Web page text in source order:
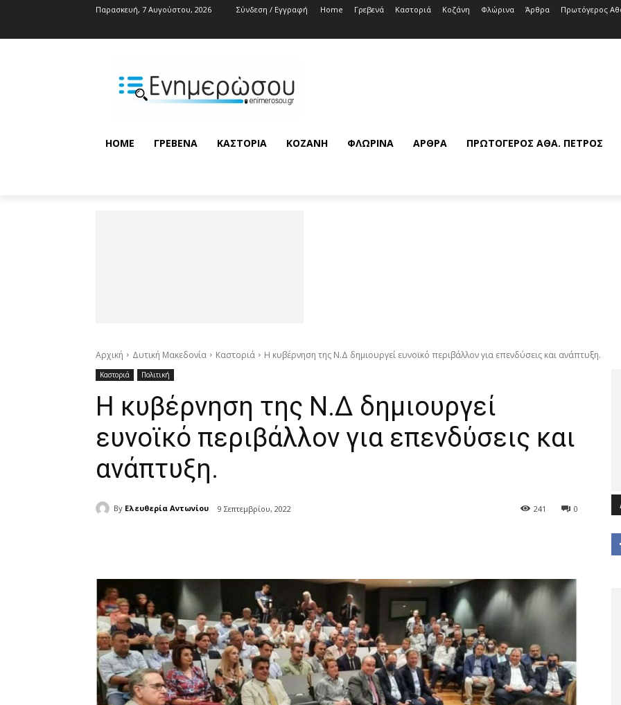
Παρασκευή, 7 Αυγούστου, 2026 Σύνδεση / Εγγραφή Home Γρεβενά Καστοριά Κοζάνη Φλώρινα Άρθρα Πρωτόγερος
HOME ΓΡΕΒΕΝΆ ΚΑΣΤΟΡΙΆ ΚΟΖΆΝΗ ΦΛΏΡΙΝΑ ΆΡΘΡΑ ΠΡΩΤΌΓΕΡΟΣ ΑΘΆ. ΠΈΤΡΟΣ
Αρχική Δυτική Μακεδονία Καστοριά Η κυβέρνηση της Ν.Δ δημιουργεί ευνοϊκό περιβάλλον για επενδύσεις και ανάπτυξη.
Καστοριά Πολιτική
Η κυβέρνηση της Ν.Δ δημιουργεί
ευνοϊκό περιβάλλον για επενδύσεις και
ανάπτυξη.
By Ελευθερία Αντωνίου 9 Σεπτεμβρίου, 2022 0
241